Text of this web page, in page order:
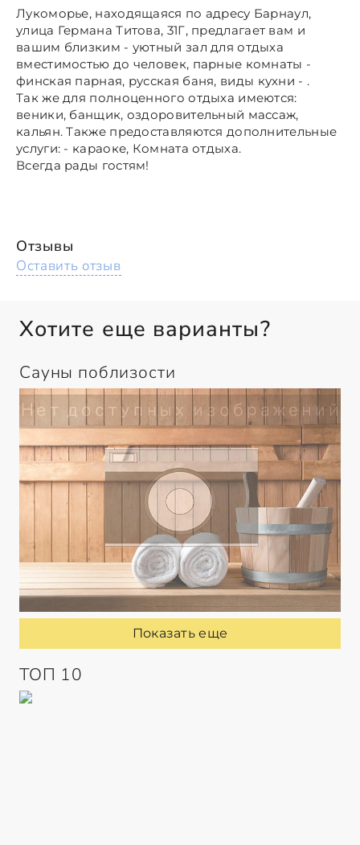
Лукоморье, находящаяся по адресу Барнаул,
улица Германа Титова, 31Г, предлагает вам и
вашим близким - уютный зал для отдыха
вместимостью до человек, парные комнаты -
финская парная, русская баня, виды кухни - .
Так же для полноценного отдыха имеются:
веники, банщик, оздоровительный массаж,
кальян. Также предоставляются дополнительные
услуги: - караоке, Комната отдыха.
Всегда рады гостям!
Отзывы
Оставить отзыв
Хотите еще варианты?
Сауны поблизости
Показать еще
ТОП 10